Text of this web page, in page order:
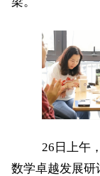
26日上午
数学卓越发展研